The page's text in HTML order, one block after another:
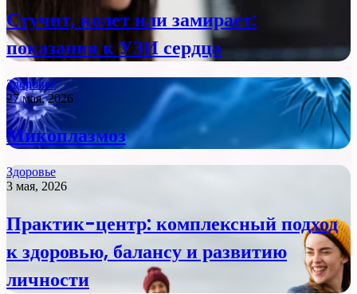
Стучит, колет или замирает:
показания к УЗИ сердца
Здоровье
27 мая, 2026
Микоплазмоз
Здоровье
3 мая, 2026
Практик-центр: комплексный подход
к здоровью, балансу и развитию
личности